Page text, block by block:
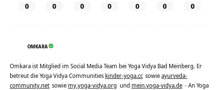
0 0 0 0 0 0 0
OMKARA
Omkara ist Mitglied im Social Media Team bei Yoga Vidya Bad Meinberg. Er
betreut die Yoga Vidya Communities kinder-yoga.cc sowieayurveda-
community.net sowie my.yoga-vidya.org und mein.yoga-vidya.de - An Yoga